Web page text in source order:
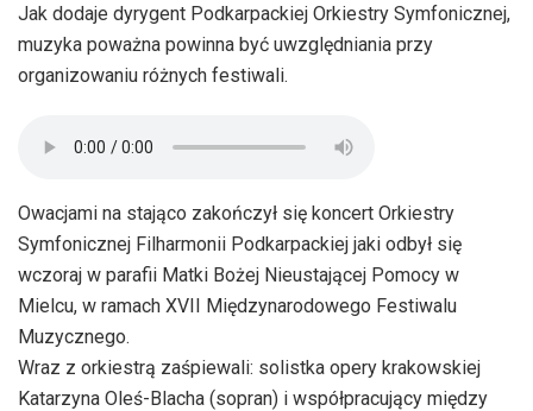
Jak dodaje dyrygent Podkarpackiej Orkiestry Symfonicznej,
muzyka poważna powinna być uwzględniania przy
organizowaniu różnych festiwali.
Owacjami na stająco zakończył się koncert Orkiestry
Symfonicznej Filharmonii Podkarpackiej jaki odbył się
wczoraj w parafii Matki Bożej Nieustającej Pomocy w
Mielcu, w ramach XVII Międzynarodowego Festiwalu
Muzycznego.
Wraz z orkiestrą zaśpiewali: solistka opery krakowskiej
Katarzyna Oleś-Blacha (sopran) i współpracujący między